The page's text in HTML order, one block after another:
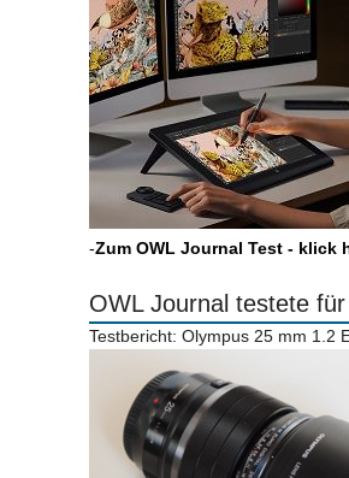
-Zum OWL Journal Test - klick
OWL Journal testete
Testbericht: Olympus 25 mm 1.2